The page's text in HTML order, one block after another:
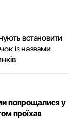
встановити
із назвами
попрощалися у
проїхав